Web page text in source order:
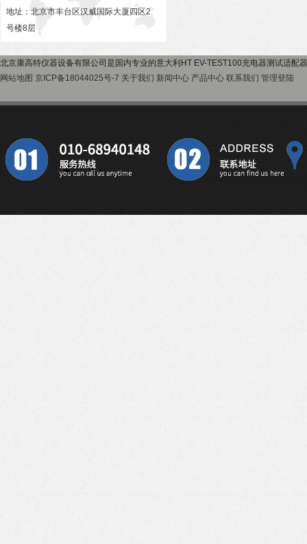
地址：北京市丰台区汉威国际大厦四区2
号楼8层
北京康高特仪器设备有限公司是国内专业的意大利HT EV-TEST100充电器测试适配
网站地图 京ICP备18044025号-7 关于我们 新闻中心 产品中心 联系我们 管理登陆